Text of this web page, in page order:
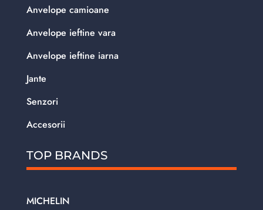
Anvelope camioane
Anvelope ieftine vara
Anvelope ieftine iarna
Jante
Senzori
Accesorii
TOP BRANDS
MICHELIN